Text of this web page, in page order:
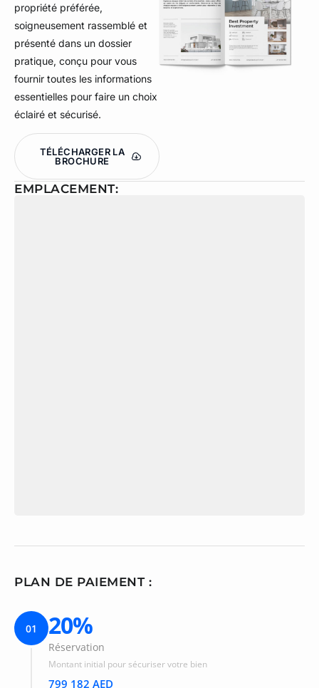
propriété préférée,
soigneusement rassemblé et
présenté dans un dossier
pratique, conçu pour vous
fournir toutes les informations
essentielles pour faire un choix
éclairé et sécurisé.
TÉLÉCHARGER LA
BROCHURE
EMPLACEMENT:
PLAN DE PAIEMENT :
01 20%
Réservation
Montant initial pour sécuriser votre bien
799 182 AED